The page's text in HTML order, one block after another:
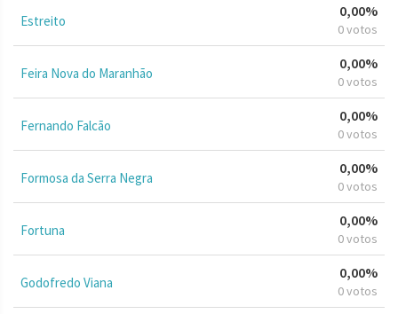
Estreito
0,00%
0 votos
Feira Nova do Maranhão
0,00%
0 votos
Fernando Falcão
0,00%
0 votos
Formosa da Serra Negra
0,00%
0 votos
Fortuna
0,00%
0 votos
Godofredo Viana
0,00%
0 votos